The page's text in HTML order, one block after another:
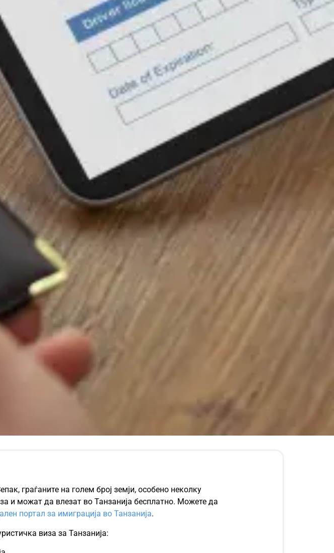
граѓаните на голем број земји, особено неколку
и можат да влезат во Танзанија бесплатно. Можете да
портал за имиграција во Танзанија.
виза за Танзанија: